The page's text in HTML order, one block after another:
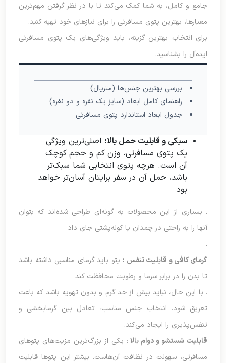
جامع و کامل، به شما کمک می‌کند تا با در نظر گرفتن مهم‌ترین
معیارها، بهترین پتوی مسافرتی را برای نیازهای خود تهیه کنید.
برای انتخاب بهترین گزینه، باید ویژگی‌های یک پتوی مسافرتی
ایده‌آل را بشناسید.
بررسی بهترین جنس‌ها (متریال)
راهنمای کامل ابعاد (سایز یک نفره و دو نفره)
‌جدول ابعاد استاندارد پتوی مسافرتی
سبکی و قابلیت حمل بالا: اصلی‌ترین ویژگی
یک پتوی مسافرتی، وزن کم و حجم کوچک
آن است. هرچه پتوی انتخابی شما سبک‌تر
باشد، حمل آن در سفر برایتان آسان‌تر خواهد
بود
. بسیاری از این محصولات به گونه‌ای طراحی شده‌اند که بتوان
آنها را به راحتی در چمدان یا کوله‌پشتی جای داد
.
گرمای کافی و قابلیت تنفس : پتو باید گرمای مناسبی داشته باشد
تا بدن را در برابر سرما و رطوبت محافظت کند
. با این حال، نباید بیش از حد گرم و بدون تهویه باشد که باعث
تعریق شود. انتخاب جنس مناسب، تعادل بین گرمابخشی و
تنفس‌پذیری را ایجاد می‌کند.
قابلیت شستشو و دوام بالا : یکی از بزرگ‌ترین مزیت‌های پتوهای
مسافرتی، سهولت در نظافت آن‌هاست. بیشتر این پتوها قابلیت